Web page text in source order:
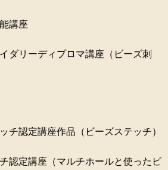
講座
ダリーディプロマ講座（ビーズ刺
チ認定講座作品（ビーズステッチ）
認定講座（マルチホールと使ったビ